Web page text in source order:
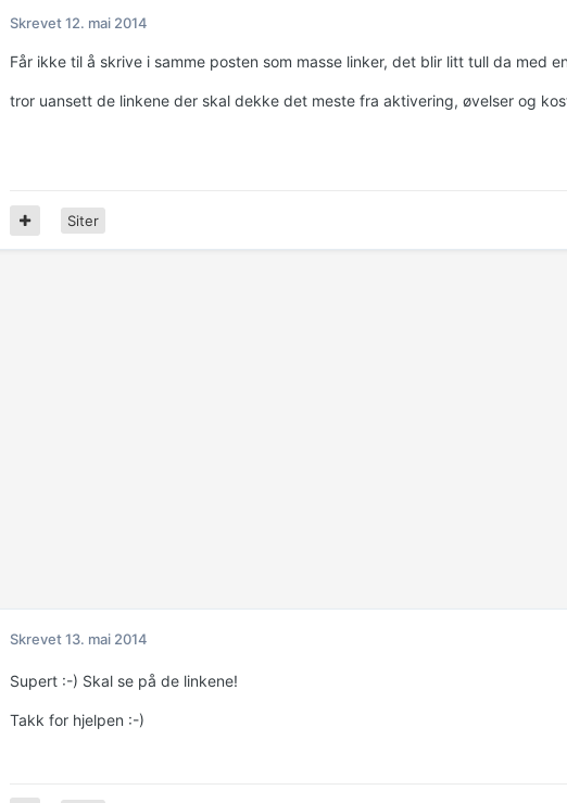
Skrevet12. mai 2014
Får ikke til å skrive i samme posten som masse linker, det blir litt tull da med
tror uansett de linkene der skal dekke det meste fra aktivering, øvelser og
Siter
Skrevet13. mai 2014
Supert :-) Skal se på de linkene!
Takk for hjelpen :-)